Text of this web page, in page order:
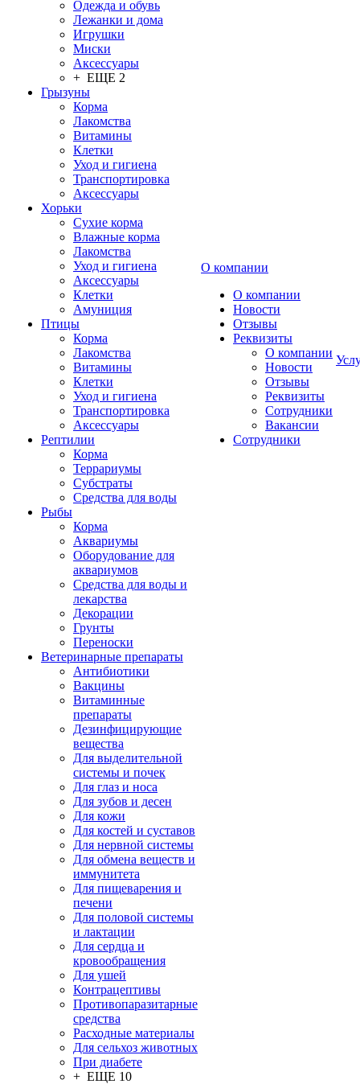
Одежда и обувь
Лежанки и дома
Игрушки
Миски
Аксессуары
+ ЕЩЕ 2
Грызуны
Корма
Лакомства
Витамины
Клетки
Уход и гигиена
Транспортировка
Аксессуары
Хорьки
Сухие корма
Влажные корма
Лакомства
Уход и гигиена
Аксессуары
Клетки
Амуниция
Птицы
Корма
Лакомства
Витамины
Клетки
Уход и гигиена
Транспортировка
Аксессуары
Рептилии
Корма
Террариумы
Субстраты
Средства для воды
Рыбы
Корма
Аквариумы
Оборудование для
аквариумов
Средства для воды и
лекарства
Декорации
Грунты
Переноски
Ветеринарные препараты
Антибиотики
Вакцины
Витаминные
препараты
Дезинфицирующие
вещества
Для выделительной
системы и почек
Для глаз и носа
Для зубов и десен
Для кожи
Для костей и суставов
Для нервной системы
Для обмена веществ и
иммунитета
Для пищеварения и
печени
Для половой системы
и лактации
Для сердца и
кровообращения
Для ушей
Контрацептивы
Противопаразитарные
средства
Расходные материалы
Для сельхоз животных
При диабете
+ ЕЩЕ 10
О компании
О компании
Новости
Отзывы
Реквизиты
О компании
Новости
Отзывы
Реквизиты
Сотрудники
Вакансии
Сотрудники